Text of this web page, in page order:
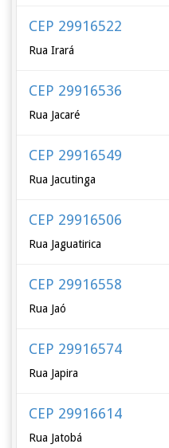
CEP 29916522
Rua Irará
CEP 29916536
Rua Jacaré
CEP 29916549
Rua Jacutinga
CEP 29916506
Rua Jaguatirica
CEP 29916558
Rua Jaó
CEP 29916574
Rua Japira
CEP 29916614
Rua Jatobá